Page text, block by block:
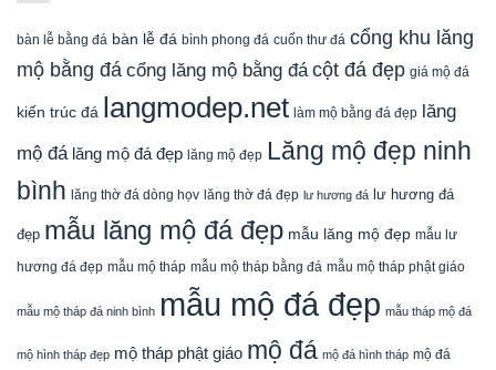
bàn lễ bằng đá bàn lễ đá bình phong đá cuốn thư đá cổng khu lăng
mộ bằng đá cổng lăng mộ bằng đá cột đá đẹp giá mộ đá
kiến trúc đá langmodep.net làm mộ bằng đá đẹp lăng
mộ đá lăng mộ đá đẹp lăng mộ đẹp Lăng mộ đẹp ninh
bình lăng thờ đá dòng họv lăng thờ đá đẹp lư hương đá lư hương đá
đẹp mẫu lăng mộ đá đẹp mẫu lăng mộ đẹp mẫu lư
hương đá đẹp mẫu mộ tháp mẫu mộ tháp bằng đá mẫu mộ tháp phật giáo
mẫu mộ tháp đá ninh bình mẫu mộ đá đẹp mẫu tháp mộ đá
mộ hình tháp đẹp mộ tháp phật giáo mộ đá mộ đá hình tháp mộ đá